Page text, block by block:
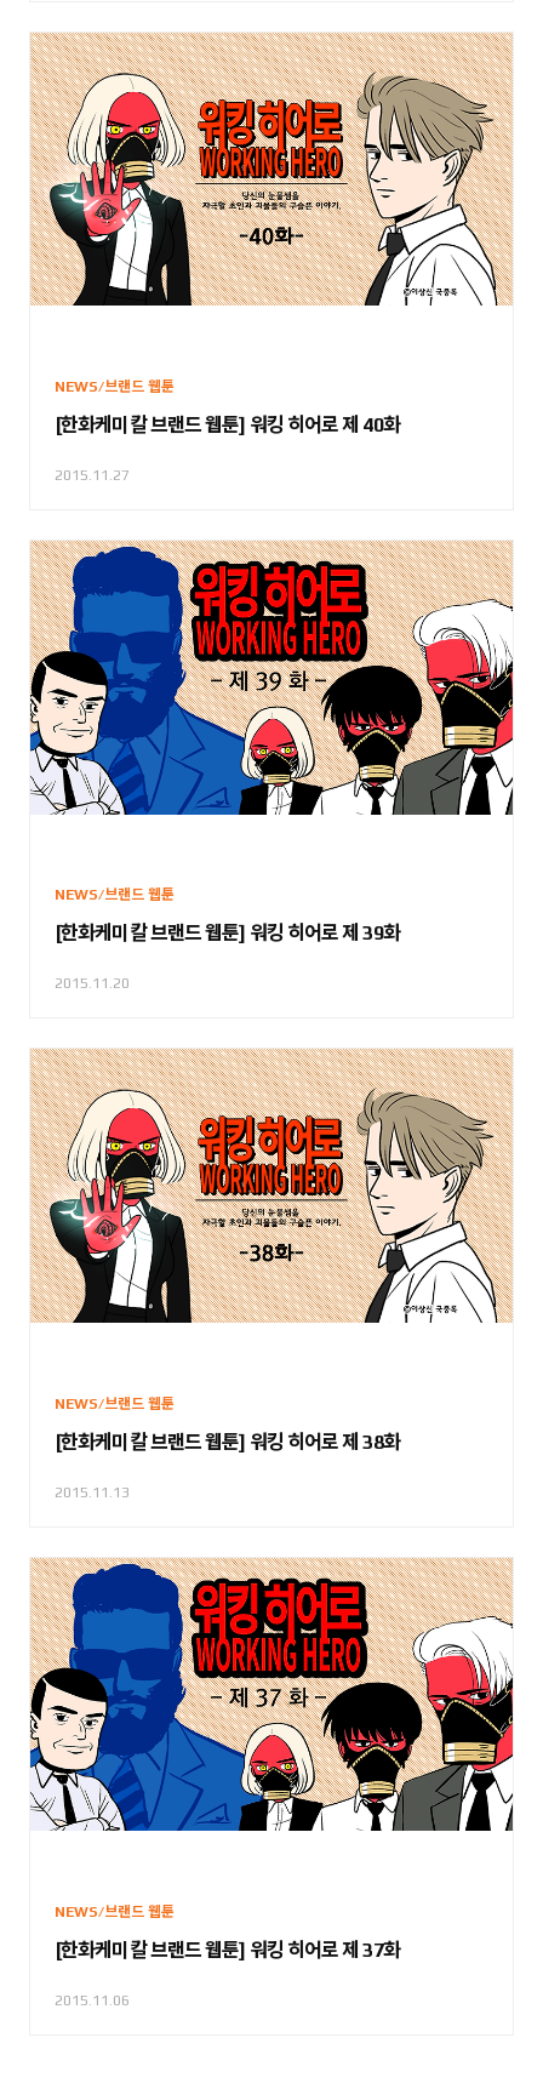
NEWS/브랜드 웹툰
[한화케미칼 브랜드 웹툰] 워킹 히어로 제 40화
2015.11.27
NEWS/브랜드 웹툰
[한화케미칼 브랜드 웹툰] 워킹 히어로 제 39화
2015.11.20
NEWS/브랜드 웹툰
[한화케미칼 브랜드 웹툰] 워킹 히어로 제 38화
2015.11.13
NEWS/브랜드 웹툰
[한화케미칼 브랜드 웹툰] 워킹 히어로 제 37화
2015.11.06